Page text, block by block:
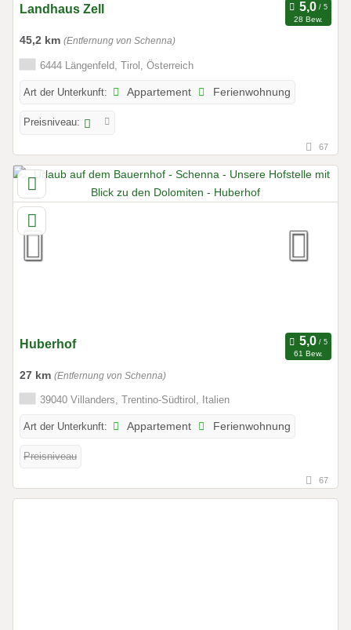
Landhaus Zell
28 Bew.
45,2 km (Entfernung von Schenna)
6444 Längenfeld, Tirol, Österreich
Art der Unterkunft: Appartement Ferienwohnung
Preisniveau:
67
Huberhof
61 Bew.
27 km (Entfernung von Schenna)
39040 Villanders, Trentino-Südtirol, Italien
Art der Unterkunft: Appartement Ferienwohnung
Preisniveau
67